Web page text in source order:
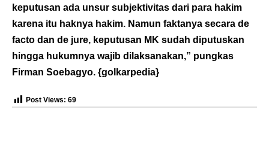
keputusan ada unsur subjektivitas dari para hakim
karena itu haknya hakim. Namun faktanya secara de
facto dan de jure, keputusan MK sudah diputuskan
hingga hukumnya wajib dilaksanakan,” pungkas
Firman Soebagyo. {golkarpedia}
Post Views: 69